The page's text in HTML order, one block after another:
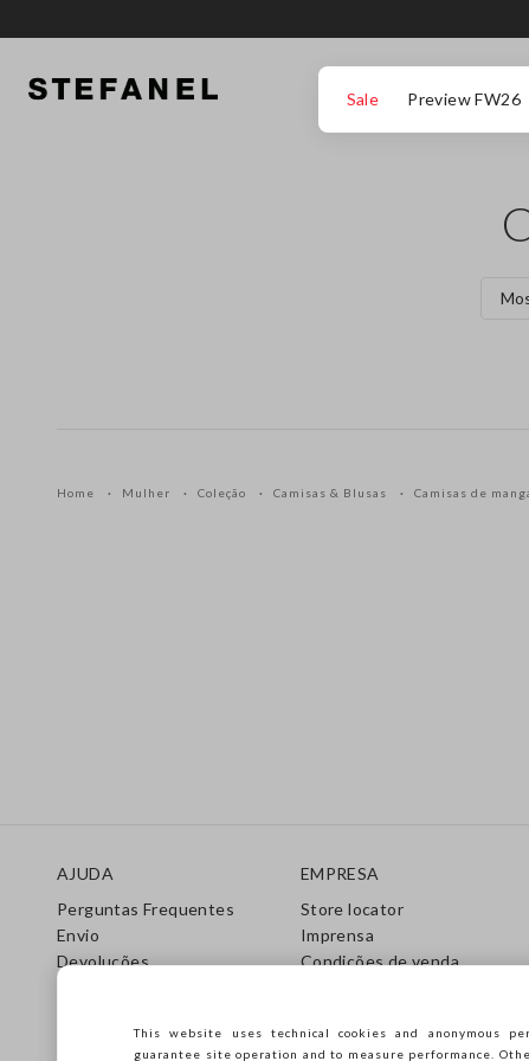
Sale Preview FW26
Home Mulher Coleção Camisas & Blusas Camisas de
AJUDA
Perguntas Frequentes
Envio
Devoluções
Guia de Tamanhos
EMPRESA
Store locator
Imprensa
Condições de venda
Sustentabilidade
This website uses technical cookies and anonymous
guarantee site operation and to measure performance.